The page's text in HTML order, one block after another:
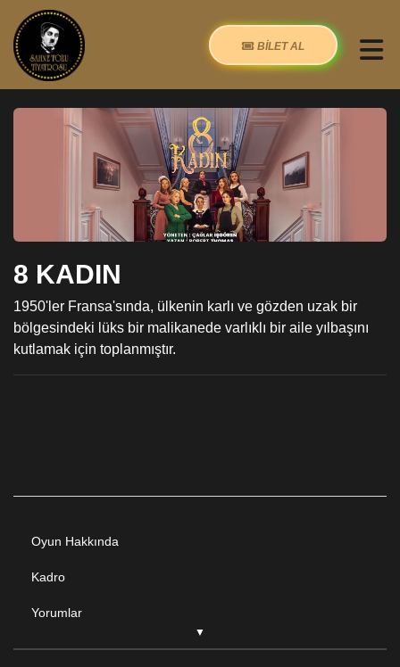
BİLET AL
8 KADIN
1950'ler Fransa'sında, ülkenin karlı ve gözden uzak bir
bölgesindeki lüks bir malikanede varlıklı bir aile yılbaşını
kutlamak için toplanmıştır.
Oyun Hakkında
Kadro
Yorumlar